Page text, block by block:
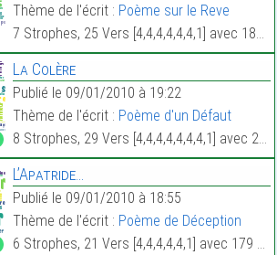
Thème de l'écrit : Poème sur le Reve
7 Strophes, 25 Vers [4,4,4,4,4,4,1] avec 183 Mots.
La Colère
Publié le 09/01/2010 à 19:22
Thème de l'écrit : Poème d'un Défaut
8 Strophes, 29 Vers [4,4,4,4,4,4,4,1] avec 226 Mots.
L’Apatride…
Publié le 09/01/2010 à 18:55
Thème de l'écrit : Poème de Déception
6 Strophes, 21 Vers [4,4,4,4,4,1] avec 179 Mots.